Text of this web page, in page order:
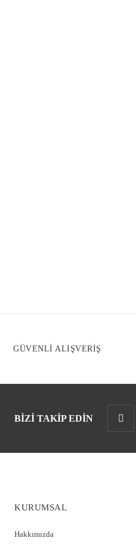
GÜVENLİ ALIŞVERİŞ
BİZİ TAKİP EDİN
KURUMSAL
Hakkımızda